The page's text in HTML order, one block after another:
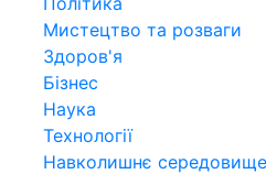
Мистецтво та розваги
Здоров'я
Бізнес
Наука
Технології
Навколишнє середовище